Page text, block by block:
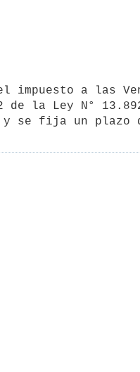
impuesto a las
la Ley N°
y se fija un